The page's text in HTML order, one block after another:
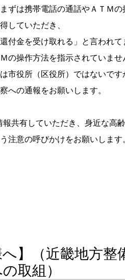
携帯電話の通話やＡＴＭの
ていただき、
を受け取れる」と言われて
作方法を指示されていませ
所（区役所）ではないです
通報をお願いします。
有していただき、身近な高齢
の呼びかけをお願いします
へ】（近畿地方
取組）